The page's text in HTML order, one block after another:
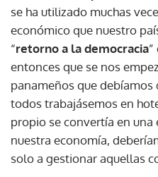
se ha utilizado muchas
económico que nuestro
“retorno a la democracia
entonces que se nos
panameños que
todos trabajásemos en
propio se convertía en una
nuestra economía,
solo a gestionar aquellas